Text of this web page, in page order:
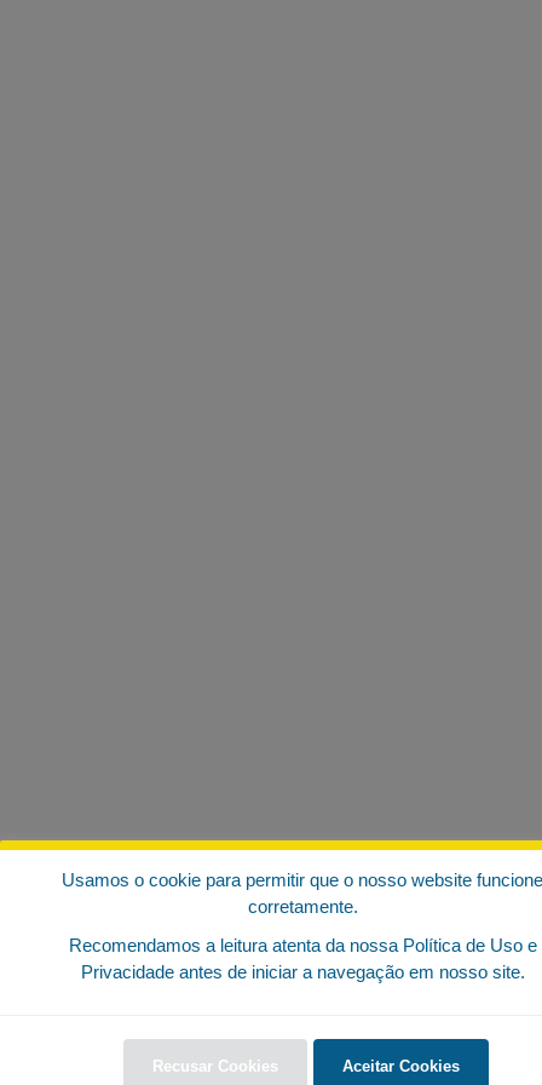
Usamos o cookie para permitir que o nosso website funcione
corretamente.
Recomendamos a leitura atenta da nossa Política de Uso e
Privacidade antes de iniciar a navegação em nosso site.
Recusar Cookies Aceitar Cookies